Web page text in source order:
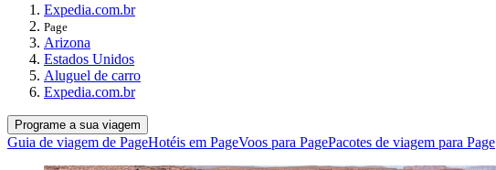
Expedia.com.br
Page
Arizona
Estados Unidos
Aluguel de carro
Expedia.com.br
Programe a sua viagem
Guia de viagem de PageHotéis em PageVoos para PagePacotes de viagem para Page